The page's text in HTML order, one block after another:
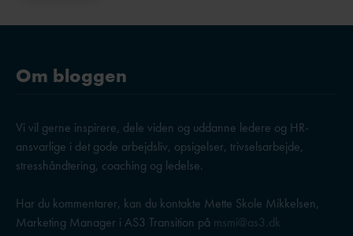
Om bloggen
Vi vil gerne inspirere, dele viden og uddanne ledere og HR-
ansvarlige i det gode arbejdsliv, opsigelser, trivselsarbejde,
stresshåndtering, coaching og ledelse.
Har du kommentarer, kan du kontakte Mette Skole Mikkelsen,
Marketing Manager i AS3 Transition på msmi@as3.dk